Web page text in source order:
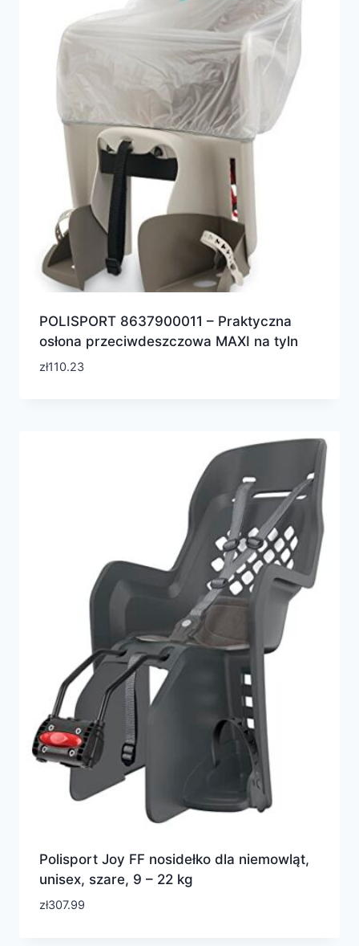
POLISPORT 8637900011 – Praktyczna
osłona przeciwdeszczowa MAXI na tyln
zł110.23
Polisport Joy FF nosidełko dla niemowląt,
unisex, szare, 9 – 22 kg
zł307.99